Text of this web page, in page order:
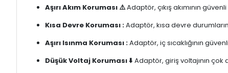
Aşırı Akım Koruması ⚠️Adaptör, çıkış akımının
Kısa Devre Koruması :Adaptör, kısa devre
Aşırı Isınma Koruması :Adaptör, iç sıcaklığının
Düşük Voltaj Koruması ⬇️Adaptör, giriş voltajının